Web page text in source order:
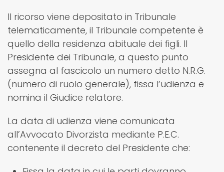
Il ricorso viene depositato in Tribunale
telematicamente, il Tribunale competente è
quello della residenza abituale dei figli. Il
Presidente dei Tribunale, a questo punto
assegna al fascicolo un numero detto N.R.G.
(numero di ruolo generale), fissa l’udienza e
nomina il Giudice relatore.
La data di udienza viene comunicata
all’Avvocato Divorzista mediante P.E.C.
contenente il decreto del Presidente che: